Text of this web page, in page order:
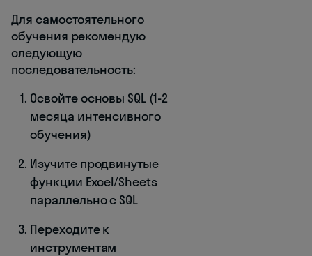
Для самостоятельного
обучения рекомендую
следующую
последовательность:
Освойте основы SQL (1-2
месяца интенсивного
обучения)
Изучите продвинутые
функции Excel/Sheets
параллельно с SQL
Переходите к
инструментам